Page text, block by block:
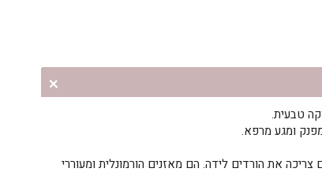
טבעית.
מפנק ומגע מרפא.
את הורדים לידה. הם מאזנים הורמונלית ומעוררי